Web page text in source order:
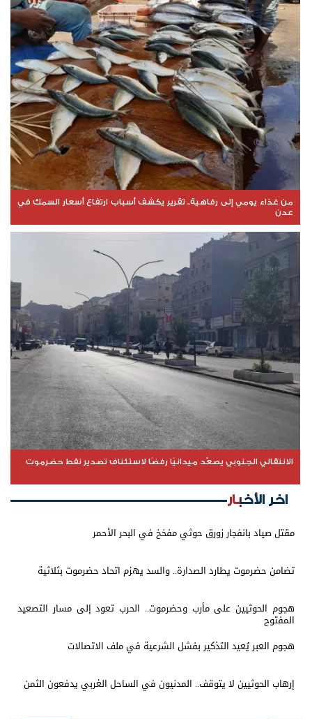
من غذاء يومي إلى رفاهية.. تقرير يكشف أسباب ارتفاع أسعار السمك في
عدن
الانتقالي الجنوبي يصعّد ميدانيًا رفضًا لاستئناف تصدير نفط حضرموت
اخر الأخبار
مقتل صياد بانفجار زورق حوثي مفخخ في البحر الأحمر
تضامن حضرموت يطارد الصدارة.. والسد يهزم اتحاد حضرموت بثلاثية
هجوم الحوثيين على مأرب وحضرموت.. الحرب تعود إلى مسار التصعيد
المفتوح
هجوم العبر يُعيد التذكير بفشل الشرعية في ملف الاتصالات
إرهاب الحوثيين لا يتوقف.. المدنيون في الساحل الغربي يدفعون الثمن